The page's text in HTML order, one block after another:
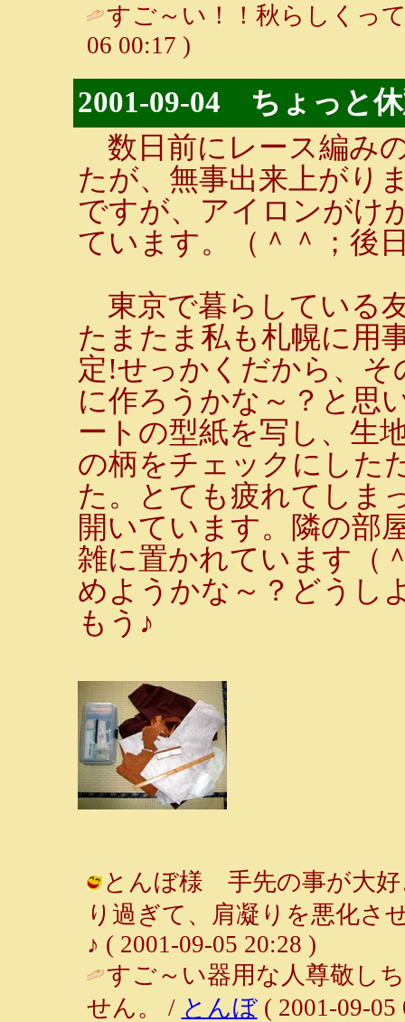
すご～い！！秋らしくっ
06 00:17 )
2001-09-04 ちょっと
数日前にレース編み
たが、無事出来上がり
ですが、アイロンがけ
ています。（＾＾；後
東京で暮らしている
たまたま私も札幌に用
定!せっかくだから、
に作ろうかな～？と思
ートの型紙を写し、生
の柄をチェックにした
た。とても疲れてしま
開いています。隣の部
雑に置かれています（
めようかな～？どうし
もう♪
とんぼ様 手先の事が大好
り過ぎて、肩凝りを悪化さ
♪ ( 2001-09-05 20:28 )
すご～い器用な人尊敬し
せん。 / とんぼ( 2001-09-05